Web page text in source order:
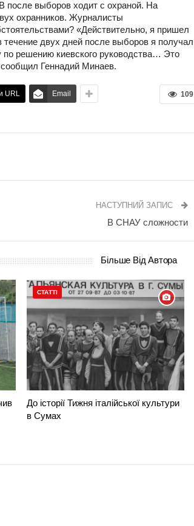
выборов ходит с охраной. На
охранников. Журналисты
«Действительно, я пришел
двух дней после выборов я получал
решению киевского руководства… Это
Геннадий Минаев.
109
URL Email
НАСТУПНИЙ ЗАПИС
В СНАУ сложности
Більше Від Автора
СТАТТІ
До історії Тижня італійської культури
в Сумах